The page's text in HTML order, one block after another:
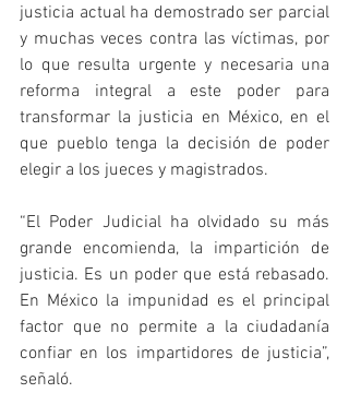
justicia actual ha demostrado ser parcial
y muchas veces contra las víctimas, por
lo que resulta urgente y necesaria una
reforma integral a este poder para
transformar la justicia en México, en el
que pueblo tenga la decisión de poder
elegir a los jueces y magistrados.
“El Poder Judicial ha olvidado su más
grande encomienda, la impartición de
justicia. Es un poder que está rebasado.
En México la impunidad es el principal
factor que no permite a la ciudadanía
confiar en los impartidores de justicia”,
señaló.